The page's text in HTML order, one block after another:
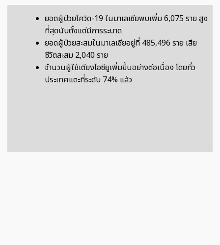
ยอดผู้ป่วยโควิด-19 ในมาเลเซียพบเพิ่ม 6,075 ราย สูง
ที่สุดนับตั้งแต่มีการระบาด
ยอดผู้ป่วยสะสมในมาเลเซียอยู่ที่ 485,496 ราย เสีย
ชีวิตสะสม 2,040 ราย
จำนวนผู้ใช้เตียงไอซียูเพิ่มขึ้นอย่างต่อเนื่อง โดยทั่ว
ประเทศแตะที่ระดับ 74% แล้ว